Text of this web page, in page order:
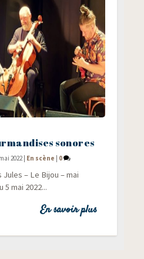
sonores
2022 | En scène | 0
– Le Bijou – mai
5 mai 2022...
En savoir plus